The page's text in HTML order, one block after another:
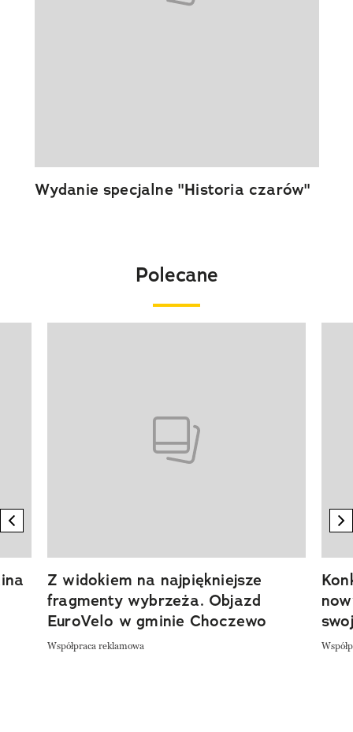
Wydanie specjalne "Historia czarów"
Polecane
previous element
Z widokiem na najpiękniejsze
fragmenty wybrzeża. Objazd
EuroVelo w gminie Choczewo
Współpraca reklamowa